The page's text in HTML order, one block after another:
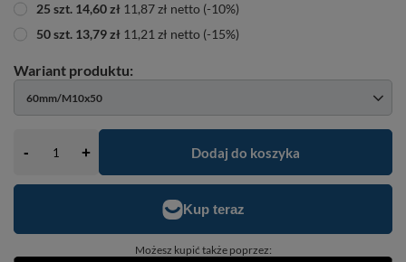
60mm/M10x50
- + Dodaj do koszyka
Możesz kupić także poprzez:
25 szt. 14,60 zł 11,87 zł netto (-10%)
50szt. 13,79 zł 11,21 zł netto (-15%)